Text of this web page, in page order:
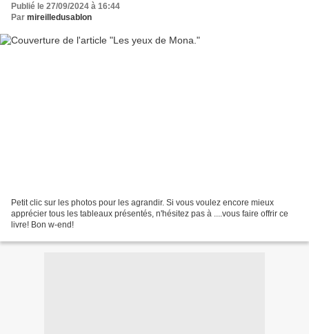
Publié le 27/09/2024 à 16:44
Par mireilledusablon
Petit clic sur les photos pour les agrandir. Si vous voulez encore mieux
apprécier tous les tableaux présentés, n'hésitez pas à ....vous faire offrir ce
livre! Bon w-end!